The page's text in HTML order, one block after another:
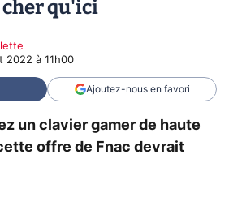
qu'ici
2022 à 11h00
Ajoutez-nous en favori
un clavier gamer de haute
offre de Fnac devrait